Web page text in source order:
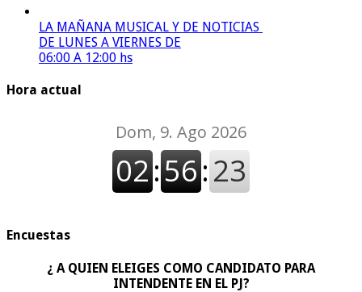
LA MAÑANA MUSICAL Y DE NOTICIAS
DE LUNES A VIERNES DE
06:00 A 12:00 hs
Hora actual
Encuestas
¿ A QUIEN ELEIGES COMO CANDIDATO PARA
INTENDENTE EN EL PJ?